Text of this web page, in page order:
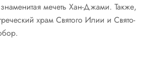
мечеть Хан-Джами. Также,
храм Святого Илии и Свято-